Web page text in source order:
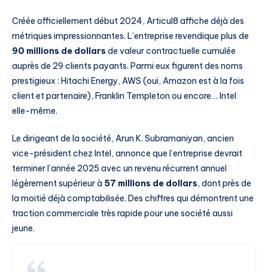
Créée officiellement début 2024, Articul8 affiche déjà des
métriques impressionnantes. L’entreprise revendique plus de
90 millions de dollars de valeur contractuelle cumulée
auprès de 29 clients payants. Parmi eux figurent des noms
prestigieux : Hitachi Energy, AWS (oui, Amazon est à la fois
client et partenaire), Franklin Templeton ou encore… Intel
elle-même.
Le dirigeant de la société, Arun K. Subramaniyan, ancien
vice-président chez Intel, annonce que l’entreprise devrait
terminer l’année 2025 avec un revenu récurrent annuel
légèrement supérieur à 57 millions de dollars, dont près de
la moitié déjà comptabilisée. Des chiffres qui démontrent une
traction commerciale très rapide pour une société aussi
jeune.